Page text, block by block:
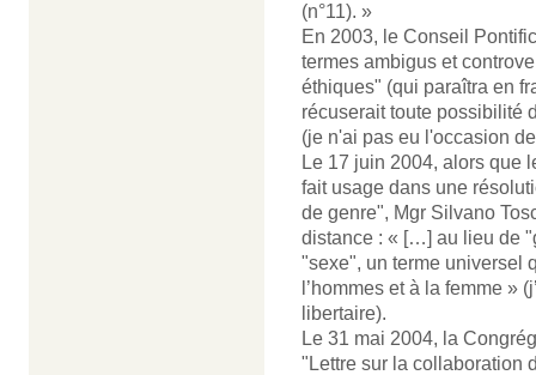
(n°11). »
En 2003, le Conseil
termes ambigus et
éthiques" (qui paraîtra en
récuserait toute possibilité
(je n'ai pas eu l'occasion
Le 17 juin 2004, alors que
fait usage dans une
de genre", Mgr Silvano
distance : « […] au lieu de
"sexe", un terme universel
l’hommes et à la femme »
libertaire).
Le 31 mai 2004, la
"Lettre sur la collaboration